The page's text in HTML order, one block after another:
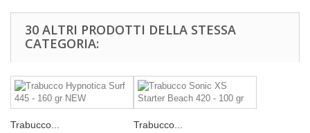
30 ALTRI PRODOTTI DELLA STESSA
CATEGORIA:
Trabucco... Trabucco...